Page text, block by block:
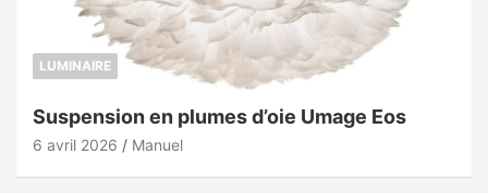
LUMINAIRE
Suspension en plumes d’oie Umage Eos
6 avril 2026 Manuel